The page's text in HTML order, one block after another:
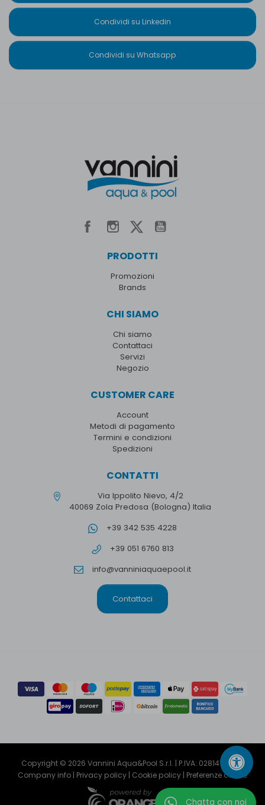
Condividi su Linkedin
Condividi su Whatsapp
PRODOTTI
Promozioni
Brands
CHI SIAMO
Chi siamo
Contattaci
Servizi
Negozio
CUSTOMER CARE
Account
Metodi di pagamento
Termini e condizioni
Spedizioni
CONTATTI
Via Ippolito Nievo, 4/2
40069 Zola Predosa (Bologna) Italia
+39 342 535 4228
+39 051 6760 813
info@vanniniaquaepool.it
Contattaci
Copyright © 2026 Vannini Aqua&Pool S.r.l. | P.IVA: 02814791204
Company info | Privacy policy | Cookie policy | Preferenze cookie
Chatta con noi